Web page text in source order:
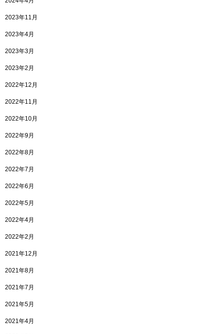
2023年11月
2023年4月
2023年3月
2023年2月
2022年12月
2022年11月
2022年10月
2022年9月
2022年8月
2022年7月
2022年6月
2022年5月
2022年4月
2022年2月
2021年12月
2021年8月
2021年7月
2021年5月
2021年4月